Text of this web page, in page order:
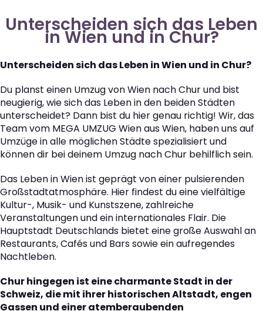
Unterscheiden sich das Leben
in Wien und in Chur?
Unterscheiden sich das Leben in Wien und in Chur?
Du planst einen Umzug von Wien nach Chur und bist
neugierig, wie sich das Leben in den beiden Städten
unterscheidet? Dann bist du hier genau richtig! Wir, das
Team vom MEGA UMZUG Wien aus Wien, haben uns auf
Umzüge in alle möglichen Städte spezialisiert und
können dir bei deinem Umzug nach Chur behilflich sein.
Das Leben in Wien ist geprägt von einer pulsierenden
Großstadtatmosphäre. Hier findest du eine vielfältige
Kultur-, Musik- und Kunstszene, zahlreiche
Veranstaltungen und ein internationales Flair. Die
Hauptstadt Deutschlands bietet eine große Auswahl an
Restaurants, Cafés und Bars sowie ein aufregendes
Nachtleben.
Chur hingegen ist eine charmante Stadt in der
Schweiz, die mit ihrer historischen Altstadt, engen
Gassen und einer atemberaubenden